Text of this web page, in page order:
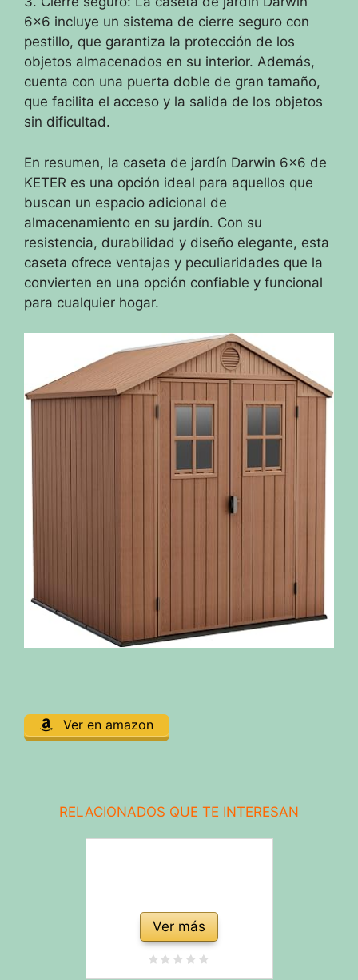
6×6 incluye un sistema de cierre seguro con
pestillo, que garantiza la protección de los
objetos almacenados en su interior. Además,
cuenta con una puerta doble de gran tamaño,
que facilita el acceso y la salida de los objetos
sin dificultad.
En resumen, la caseta de jardín Darwin 6×6 de
KETER es una opción ideal para aquellos que
buscan un espacio adicional de
almacenamiento en su jardín. Con su
resistencia, durabilidad y diseño elegante, esta
caseta ofrece ventajas y peculiaridades que la
convierten en una opción confiable y funcional
para cualquier hogar.
Ver en amazon
RELACIONADOS QUE TE INTERESAN
Ver más